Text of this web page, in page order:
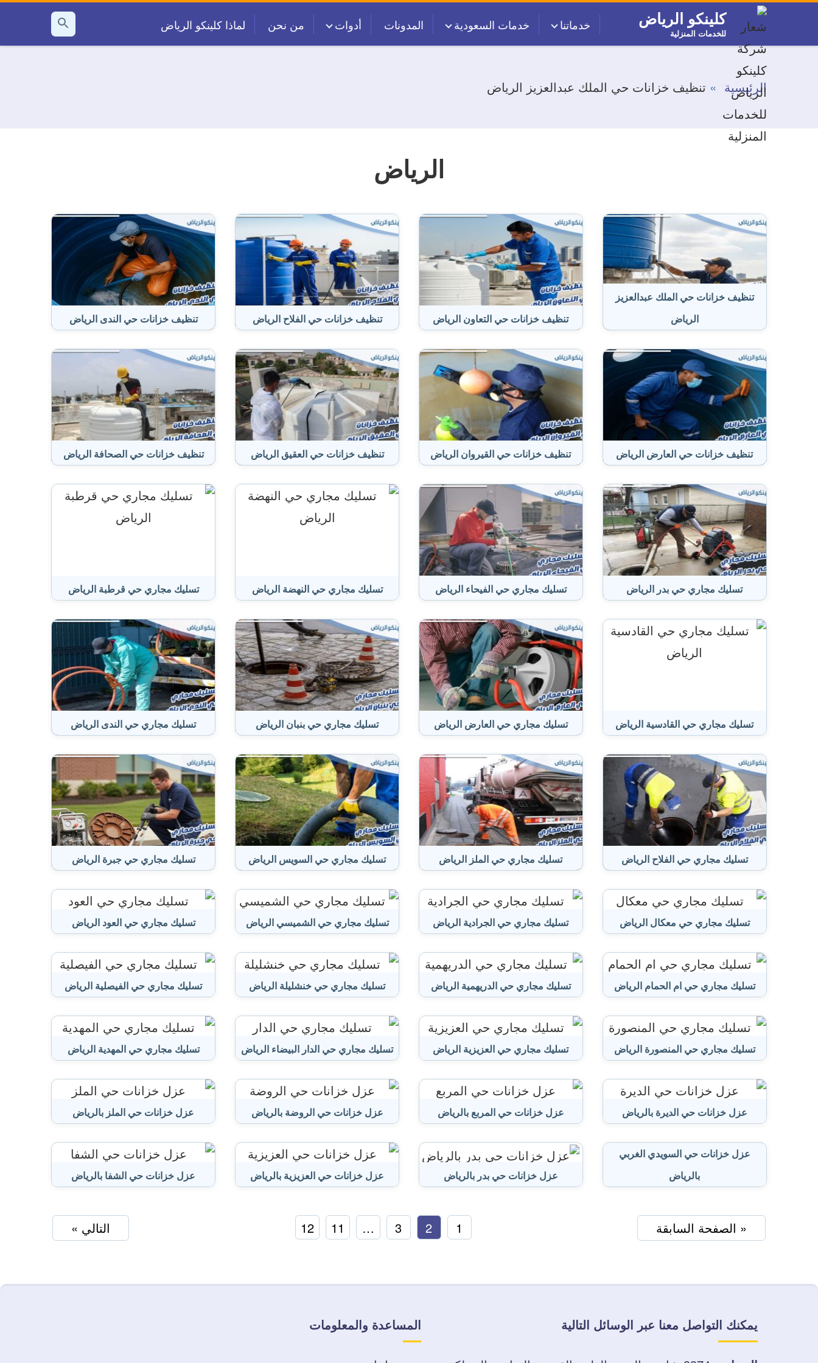
كلينكو الرياض
للخدمات المنزلية
خدماتنا خدمات السعودية المدونات أدوات من نحن لماذا كلينكو الرياض
بحث
عن
الرئيسية تنظيف خزانات حي الملك عبدالعزيز الرياض
الرياض
تنظيف خزانات حي الملك عبدالعزيز
الرياض
تنظيف خزانات حي التعاون الرياض تنظيف خزانات حي الفلاح الرياض تنظيف خزانات حي الندى الرياض
تنظيف خزانات حي العارض الرياض تنظيف خزانات حي القيروان الرياض تنظيف خزانات حي العقيق الرياض تنظيف خزانات حي الصحافة الرياض
تسليك مجاري حي بدر الرياض تسليك مجاري حي الفيحاء الرياض تسليك مجاري حي النهضة الرياض تسليك مجاري حي قرطبة الرياض
تسليك مجاري حي القادسية الرياض تسليك مجاري حي العارض الرياض تسليك مجاري حي بنبان الرياض تسليك مجاري حي الندى الرياض
تسليك مجاري حي الفلاح الرياض تسليك مجاري حي الملز الرياض تسليك مجاري حي السويس الرياض تسليك مجاري حي جبرة الرياض
تسليك مجاري حي معكال الرياض تسليك مجاري حي الجرادية الرياض تسليك مجاري حي الشميسي الرياض تسليك مجاري حي العود الرياض
تسليك مجاري حي ام الحمام الرياض تسليك مجاري حي الدريهمية الرياض تسليك مجاري حي خنشليلة الرياض تسليك مجاري حي الفيصلية الرياض
تسليك مجاري حي المنصورة الرياض تسليك مجاري حي العزيزية الرياض تسليك مجاري حي الدار البيضاء الرياض تسليك مجاري حي المهدية الرياض
عزل خزانات حي الديرة بالرياض عزل خزانات حي المربع بالرياض عزل خزانات حي الروضة بالرياض عزل خزانات حي الملز بالرياض
عزل خزانات حي السويدي الغربي
بالرياض
عزل خزانات حي بدر بالرياض عزل خزانات حي العزيزية بالرياض عزل خزانات حي الشفا بالرياض
« الصفحة السابقة 1
2
3
…
11
12 التالي »
يمكنك التواصل معنا عبر الوسائل التالية المساعدة والمعلومات